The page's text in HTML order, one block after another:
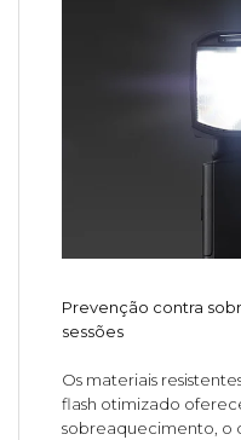
Prevenção contra
sessões
Os materiais
flash otimizado
sobreaquecimento, o